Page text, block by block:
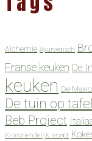
Alchemie Ayurvedisch
Franse keuken De
keuken De
De tuin op tafel
Beb Project
Kindvriendelijk recept